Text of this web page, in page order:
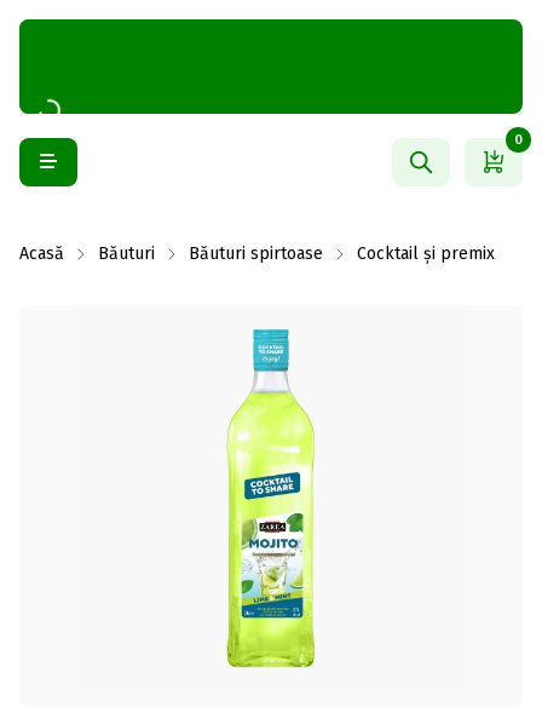
0
Acasă Băuturi Băuturi spirtoase Cocktail și premix